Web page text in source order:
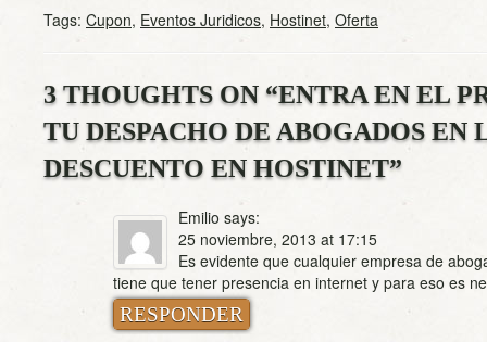
Tags: Cupon, Eventos Juridicos, Hostinet, Oferta
3 THOUGHTS ON “ENTRA EN EL
TU DESPACHO DE ABOGADOS EN
DESCUENTO EN HOSTINET”
Emilio says:
25 noviembre, 2013 at 17:15
Es evidente que cualquier empresa de
tiene que tener presencia en internet y para eso es
RESPONDER